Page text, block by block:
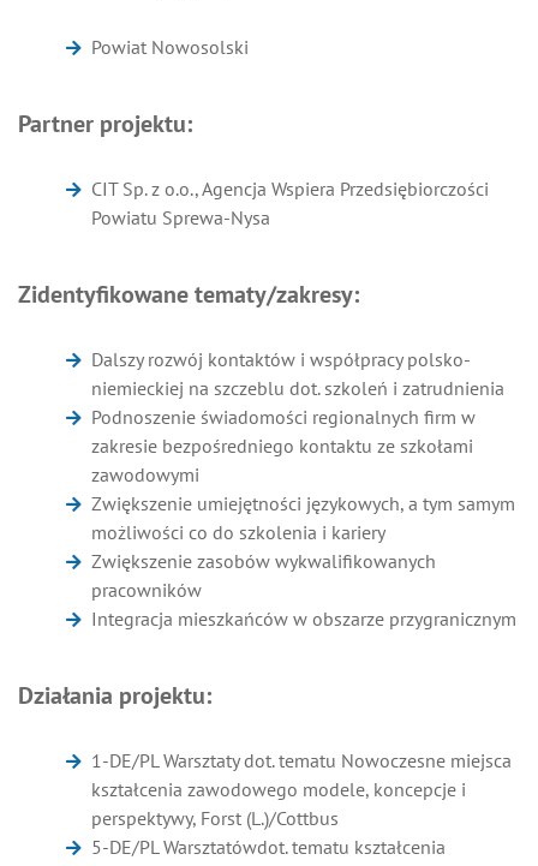
Powiat Nowosolski
Partner projektu:
CIT Sp. z o.o., Agencja Wspiera Przedsiębiorczości
Powiatu Sprewa-Nysa
Zidentyfikowane tematy/zakresy:
Dalszy rozwój kontaktów i współpracy polsko-
niemieckiej na szczeblu dot. szkoleń i zatrudnienia
Podnoszenie świadomości regionalnych firm w
zakresie bezpośredniego kontaktu ze szkołami
zawodowymi
Zwiększenie umiejętności językowych, a tym samym
możliwości co do szkolenia i kariery
Zwiększenie zasobów wykwalifikowanych
pracowników
Integracja mieszkańców w obszarze przygranicznym
Działania projektu:
1-DE/PL Warsztaty dot. tematu Nowoczesne miejsca
kształcenia zawodowego modele, koncepcje i
perspektywy, Forst (L.)/Cottbus
5-DE/PL Warsztatówdot. tematu kształcenia